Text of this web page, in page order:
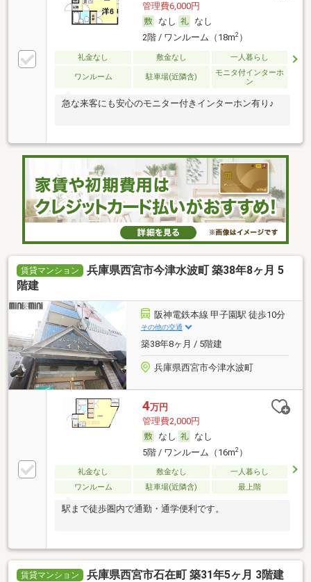
管理費6,000円
なし
なし
2階 / ワンルーム（18m2）
礼金なし 敷金なし 一人暮らし
ワンルーム 駐車場(近隣含)
モニタ付インターホ
ン
急な来客にも安心のモニター付きインターホン有り♪
賃貸マンション
兵庫県西宮市今津水波町 築38年8ヶ月 5
階建
阪神電鉄本線 甲子園駅 徒歩10分
その他の交通
築38年8ヶ月 / 5階建
兵庫県西宮市今津水波町
4万円
管理費2,000円
なし
なし
5階 / ワンルーム（16m2）
礼金なし 敷金なし
一人暮らし
ワンルーム
駐車場(近隣含) 最上階
駅まで徒歩圏内で通勤・通学便利です。
賃貸マンション 兵庫県西宮市石在町 築31年5ヶ月 3階建